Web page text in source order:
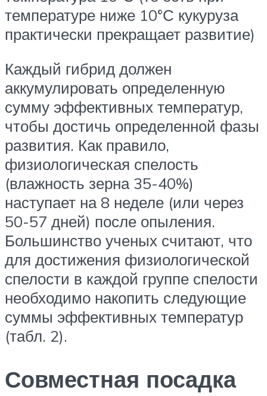
температуре ниже 10°С кукуруза
практически прекращает развитие)
Каждый гибрид должен
аккумулировать определенную
сумму эффективных температур,
чтобы достичь определенной фазы
развития. Как правило,
физиологическая спелость
(влажность зерна 35-40%)
наступает на 8 неделе (или через
50-57 дней) после опыления.
Большинство ученых считают, что
для достижения физиологической
спелости в каждой группе спелости
необходимо накопить следующие
суммы эффективных температур
(табл. 2).
Совместная посадка